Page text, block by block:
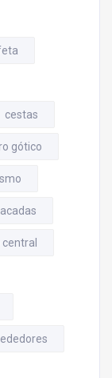
cestas
gótico
central